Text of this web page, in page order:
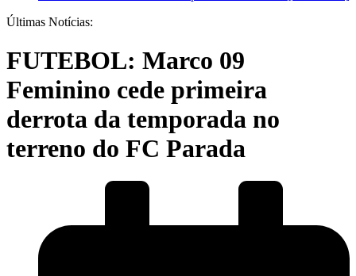
Últimas Notícias:
FUTEBOL: Marco 09
Feminino cede primeira
derrota da temporada no
terreno do FC Parada